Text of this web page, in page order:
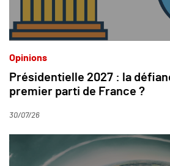
Opinions
Présidentielle 2027 : la
premier parti de France ?
30/07/26